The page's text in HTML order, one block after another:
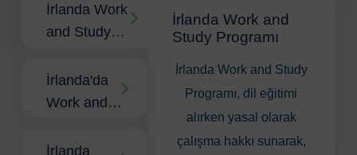
İrlanda Work
and Study
İrlanda'da
Work and
Yapmanın
İrlanda
İrlanda Work and
Study Programı
İrlanda Work and Study
Programı, dil eğitimi
alırken yasal olarak
çalışma hakkı sunarak,